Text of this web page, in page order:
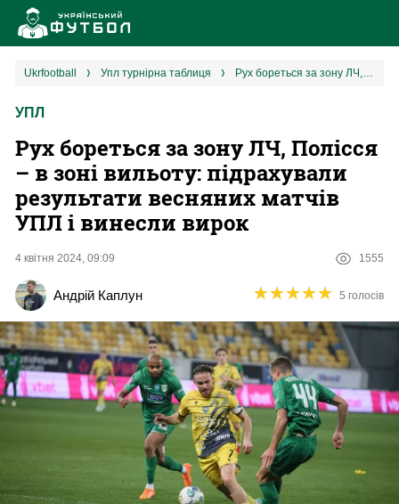
Новини
Єврокубки
УПЛ
2 ліга
Різне
Букмекери
Казино
ukrfootball упл турнірна таблиця Рух бореться за зону ЛЧ, Полісся – в зоні вильоту: підрахували результати весняних матчів УПЛ і винесли вирок
УПЛ
Рух бореться за зону ЛЧ, Полісся
– в зоні вильоту: підрахували
результати весняних матчів
УПЛ і винесли вирок
4 квітня 2024, 09:09 1555
Андрій Каплун ★★★★★
★★★★★ 5 голосів